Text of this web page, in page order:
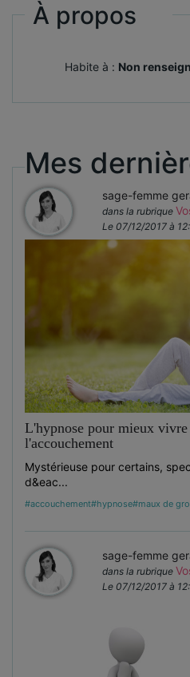
À propos
Habite à : Non
Mes
sage-femme
dans la rubrique
Le 07/12/2017 à
L'hypnose pour mieux vivre
l'accouchement
Mystérieuse pour certains,
d&eac...
#accouchement#hypnose#maux de
sage-femme
dans la rubrique
Le 07/12/2017 à